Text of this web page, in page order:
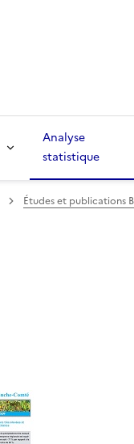
Analyse
statistique
Études et publications